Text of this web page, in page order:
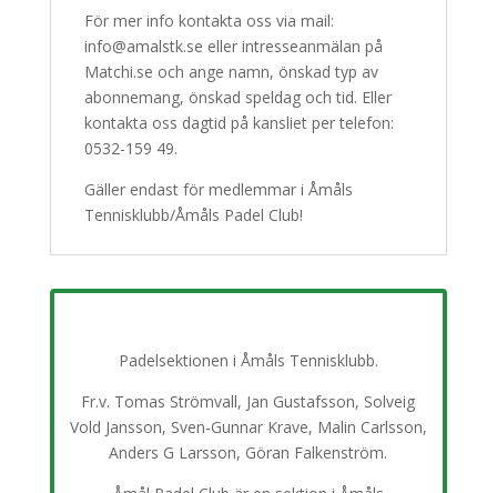
För mer info kontakta oss via mail:
info@amalstk.se eller intresseanmälan på
Matchi.se och ange namn, önskad typ av
abonnemang, önskad speldag och tid. Eller
kontakta oss dagtid på kansliet per telefon:
0532-159 49.
Gäller endast för medlemmar i Åmåls
Tennisklubb/Åmåls Padel Club!
Padelsektionen i Åmåls Tennisklubb.
Fr.v. Tomas Strömvall, Jan Gustafsson, Solveig
Vold Jansson, Sven-Gunnar Krave, Malin Carlsson,
Anders G Larsson, Göran Falkenström.